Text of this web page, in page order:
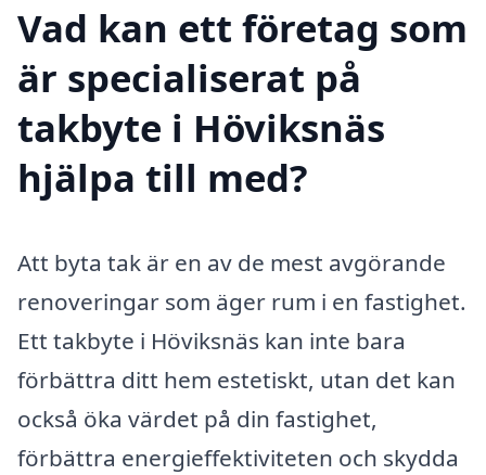
Vad kan ett företag som
är specialiserat på
takbyte i Höviksnäs
hjälpa till med?
Att byta tak är en av de mest avgörande
renoveringar som äger rum i en fastighet.
Ett takbyte i Höviksnäs kan inte bara
förbättra ditt hem estetiskt, utan det kan
också öka värdet på din fastighet,
förbättra energieffektiviteten och skydda